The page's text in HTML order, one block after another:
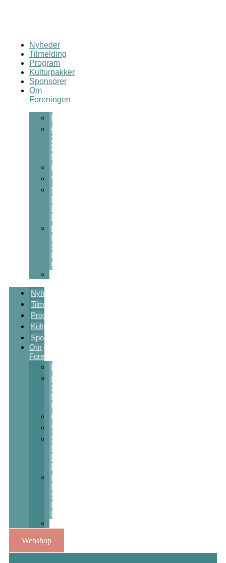
Nyheder
Tilmelding
Program
Kulturpakker
Sponsorer
Om
Foreningen
Kontakt
Om
Sct
Michaels
Nat
Bestyrelsen
Vedtægter
Sct
Michaels
Nats
Kulturpris
Kulturstøtte
Fra
Sct
Michaels
Nat
Nyheder
Tilmelding
Program
Kulturpakker
Sponsorer
Om
Foreningen
Kontakt
Om
Sct
Michaels
Nat
Bestyrelsen
Vedtægter
Sct
Michaels
Nats
Kulturpris
Kulturstøtte
Fra
Sct
Michaels
Nat
Webshop